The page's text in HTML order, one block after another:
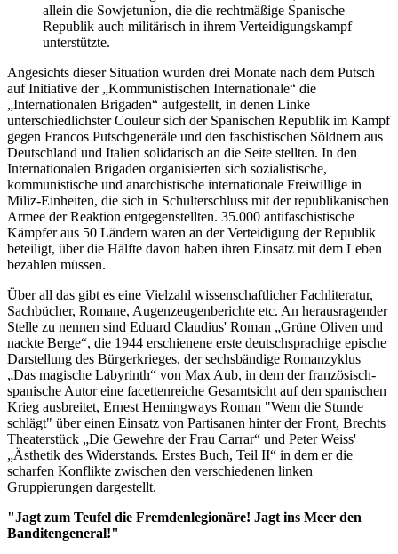
allein die Sowjetunion, die die rechtmäßige Spanische
Republik auch militärisch in ihrem Verteidigungskampf
unterstützte.
Angesichts dieser Situation wurden drei Monate nach dem Putsch
auf Initiative der „Kommunistischen Internationale“ die
„Internationalen Brigaden“ aufgestellt, in denen Linke
unterschiedlichster Couleur sich der Spanischen Republik im Kampf
gegen Francos Putschgeneräle und den faschistischen Söldnern aus
Deutschland und Italien solidarisch an die Seite stellten. In den
Internationalen Brigaden organisierten sich sozialistische,
kommunistische und anarchistische internationale Freiwillige in
Miliz-Einheiten, die sich in Schulterschluss mit der republikanischen
Armee der Reaktion entgegenstellten. 35.000 antifaschistische
Kämpfer aus 50 Ländern waren an der Verteidigung der Republik
beteiligt, über die Hälfte davon haben ihren Einsatz mit dem Leben
bezahlen müssen.
Über all das gibt es eine Vielzahl wissenschaftlicher Fachliteratur,
Sachbücher, Romane, Augenzeugenberichte etc. An herausragender
Stelle zu nennen sind Eduard Claudius' Roman „Grüne Oliven und
nackte Berge“, die 1944 erschienene erste deutschsprachige epische
Darstellung des Bürgerkrieges, der sechsbändige Romanzyklus
„Das magische Labyrinth“ von Max Aub, in dem der französisch-
spanische Autor eine facettenreiche Gesamtsicht auf den spanischen
Krieg ausbreitet, Ernest Hemingways Roman "Wem die Stunde
schlägt" über einen Einsatz von Partisanen hinter der Front, Brechts
Theaterstück „Die Gewehre der Frau Carrar“ und Peter Weiss'
„Ästhetik des Widerstands. Erstes Buch, Teil II“ in dem er die
scharfen Konflikte zwischen den verschiedenen linken
Gruppierungen dargestellt.
"Jagt zum Teufel die Fremdenlegionäre! Jagt ins Meer den
Banditengeneral!"